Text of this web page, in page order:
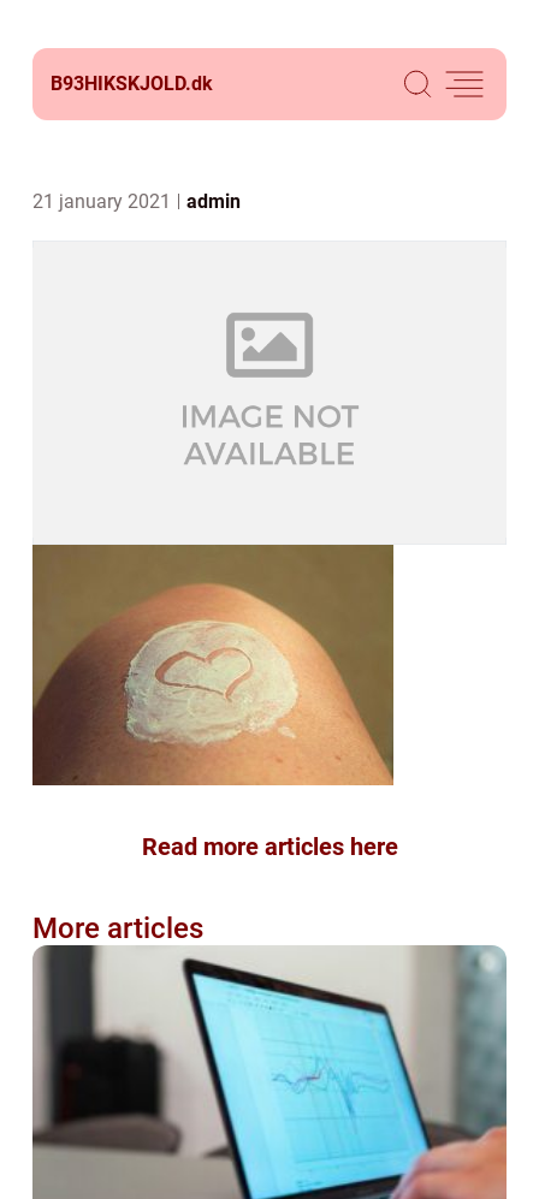
B93HIKSKJOLD.dk
21 january 2021 admin
Read more articles here
More articles